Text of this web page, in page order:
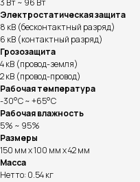
3 Вт ~ 96 Вт
Электростатическая защита
8 кВ (бесконтактный разряд)
6 кВ (контактный разряд)
Грозозащита
4 кВ (провод-земля)
2 кВ (провод-провод)
Рабочая температура
-30°C ~ +65°C
Рабочая влажность
5% ~ 95%
Размеры
150 мм x 100 мм x 42 мм
Масса
Нетто: 0.54 кг
Информация на сайте не
Доставка,
оплаты и
готовы ответить на